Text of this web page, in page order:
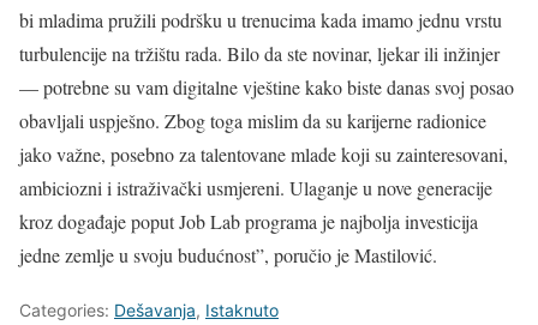
bi mladima pružili podršku u trenucima kada imamo jednu vrstu
turbulencije na tržištu rada. Bilo da ste novinar, ljekar ili inžinjer
— potrebne su vam digitalne vještine kako biste danas svoj posao
obavljali uspješno. Zbog toga mislim da su karijerne radionice
jako važne, posebno za talentovane mlade koji su zainteresovani,
ambiciozni i istraživački usmjereni. Ulaganje u nove generacije
kroz događaje poput Job Lab programa je najbolja investicija
jedne zemlje u svoju budućnost”, poručio je Mastilović.
Categories: Dešavanja, Istaknuto